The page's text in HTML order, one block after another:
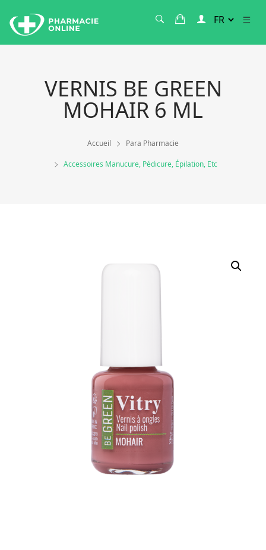
VERNIS BE GREEN
MOHAIR 6 ML
Accueil Para Pharmacie
Accessoires Manucure, Pédicure, Épilation, Etc